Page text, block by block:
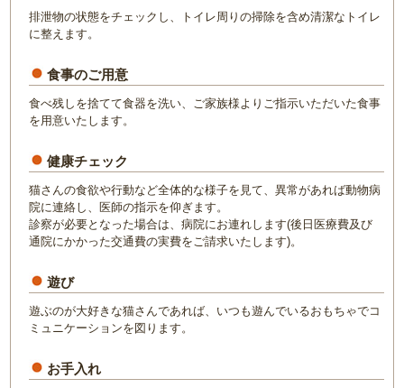
排泄物の状態をチェックし、トイレ周りの掃除を含め清潔なトイレ
に整えます。
食事のご用意
食べ残しを捨てて食器を洗い、ご家族様よりご指示いただいた食事
を用意いたします。
健康チェック
猫さんの食欲や行動など全体的な様子を見て、異常があれば動物病
院に連絡し、医師の指示を仰ぎます。
診察が必要となった場合は、病院にお連れします(後日医療費及び
通院にかかった交通費の実費をご請求いたします)。
遊び
遊ぶのが大好きな猫さんであれば、いつも遊んでいるおもちゃでコ
ミュニケーションを図ります。
お手入れ